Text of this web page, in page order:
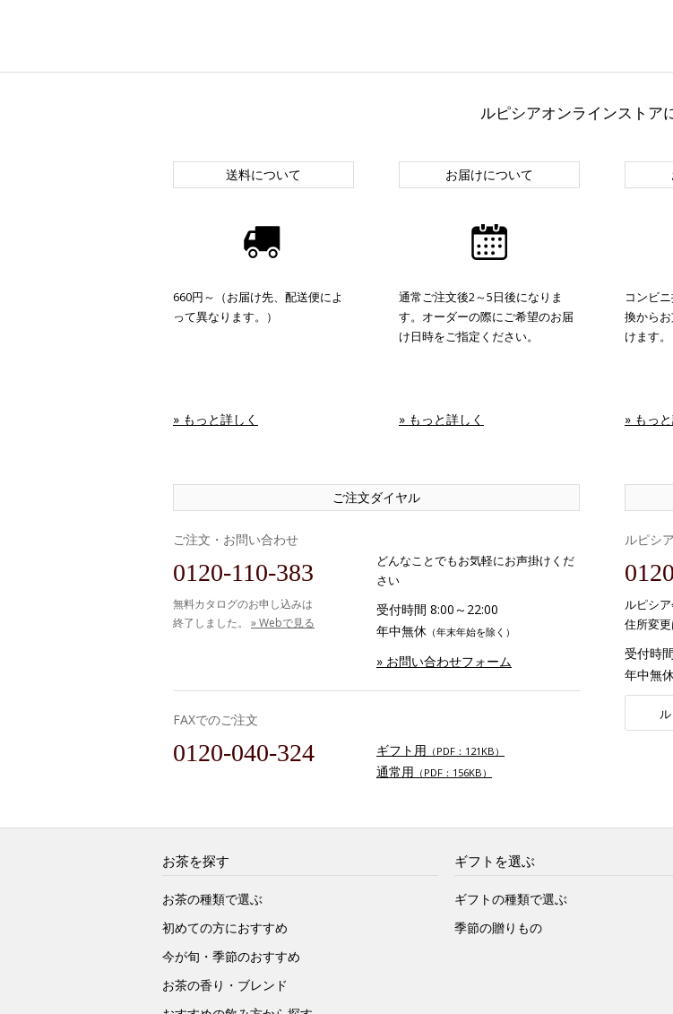
ルピシアオンラインストア
送料について
660円～（お届け先、配送便によ
って異なります。）
» もっと詳しく
お届けについて
通常ご注文後2～5日後になりま
す。オーダーの際にご希望のお届
け日時をご指定ください。
» もっと詳しく
コンビ
換から
けます。
» もっ
ご注文ダイヤル
ご注文・お問い合わせ
0120-110-383
無料カタログのお申し込みは
終了しました。 » Webで見る
どんなことでもお気軽にお声掛けくだ
さい
受付時間 8:00～22:00
年中無休 （年末年始を除く）
» お問い合わせフォーム
FAXでのご注文
0120-040-324 ギフト用 （PDF：121KB）
通常用 （PDF：156KB）
ルピシ
ルピシ
住所変
受付時
年中無
お茶を探す
お茶の種類で選ぶ
初めての方におすすめ
今が旬・季節のおすすめ
お茶の香り・ブレンド
ギフトを選ぶ
ギフトの種類で選ぶ
季節の贈りもの